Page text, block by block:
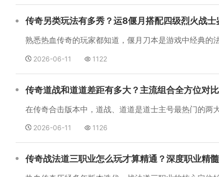
传奇另类玩法有多秀？运8偃月搭配四级烈火战士
2026-06-11 1122
传奇道战和道道差距有多大？主流组合全方位对
2026-06-11 1126
传奇战法道三职业怎么玩才算精通？深度职业精